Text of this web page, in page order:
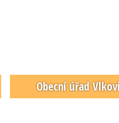
Obecní úřad